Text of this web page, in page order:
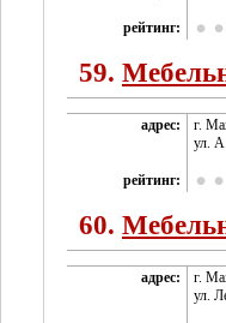
рейтинг:
59.
адрес:
г.
ул.
рейтинг:
60.
адрес:
г.
ул.